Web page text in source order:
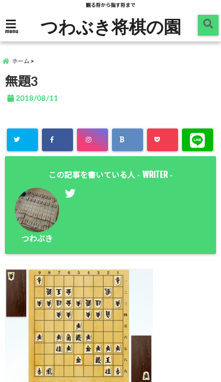
観る将から指す将まで
menu つわぶき将棋の園
ホーム
無題3
2018/08/11
この記事を書いている人 - WRITER -
つわぶき